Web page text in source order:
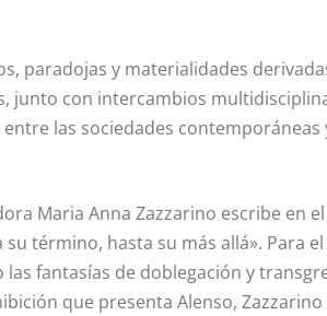
paradojas y materialidades
junto con intercambios
las sociedades
Maria Anna Zazzarino escribe en
término, hasta su más allá». Para
fantasías de doblegación y
que presenta Alenso,